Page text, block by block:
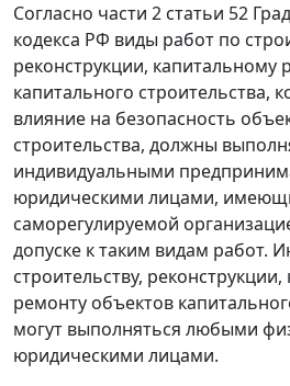
Согласно части 2 статьи 52
кодекса РФ виды работ по
реконструкции, капитальному
капитального строительства,
влияние на безопасность
строительства, должны
индивидуальными
юридическими лицами,
саморегулируемой
допуске к таким видам работ.
строительству,
ремонту объектов
могут выполняться любыми
юридическими лицами.